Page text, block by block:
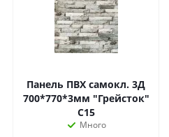
Панель ПВХ самокл. 3Д
700*770*3мм "Грейсток"
С15
Много